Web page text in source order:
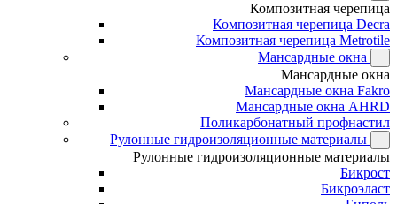
Композитная черепица
Композитная черепица Decra
Композитная черепица Metrotile
Мансардные окна
Мансардные окна
Мансардные окна Fakro
Мансардные окна AHRD
Поликарбонатный профнастил
Рулонные гидроизоляционные материалы
Рулонные гидроизоляционные материалы
Бикрост
Бикроэласт